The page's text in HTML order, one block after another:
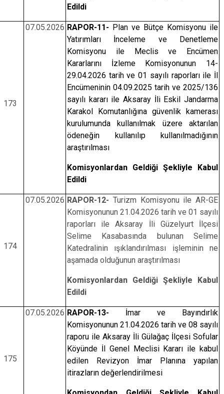
Edildi
173
07.05.2026 RAPOR-11- Plan ve Bütçe Komisyonu ile
Yatırımları İnceleme ve Denetleme
Komisyonu ile Meclis ve Encümen
Kararlarını İzleme Komisyonunun 14-
29.04.2026 tarih ve 01 sayılı raporları ile İl
Encümeninin 04.09.2025 tarih ve 2025/136
sayılı kararı ile Aksaray İli Eskil Jandarma
Karakol Komutanlığına güvenlik kamerası
kurulumunda kullanılmak üzere aktarılan
ödeneğin kullanılıp kullanılmadığının
araştırılması
Komisyonlardan Geldiği Şekliyle Kabul
Edildi
174
07.05.2026 RAPOR-12- Turizm Komisyonu ile AR-GE
Komisyonunun 21.04.2026 tarih ve 01 sayılı
raporları ile Aksaray İli Güzelyurt İlçesi
Selime Kasabasında bulunan Selime
Katedralinin ışıklandırılması işleminin ne
aşamada olduğunun araştırılması
Komisyonlardan Geldiği Şekliyle Kabul
Edildi
175
07.05.2026 RAPOR-13- İmar ve Bayındırlık
Komisyonunun 21.04.2026 tarih ve 08 sayılı
raporu ile Aksaray İli Gülağaç İlçesi Sofular
Köyünde İl Genel Meclisi Kararı ile kabul
edilen Revizyon İmar Planına yapılan
itirazların değerlendirilmesi